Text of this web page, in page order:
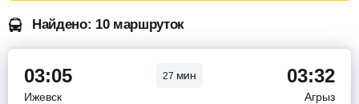
Найдено: 10 маршруток
03:05 27 мин 03:32
Ижевск
Агрыз